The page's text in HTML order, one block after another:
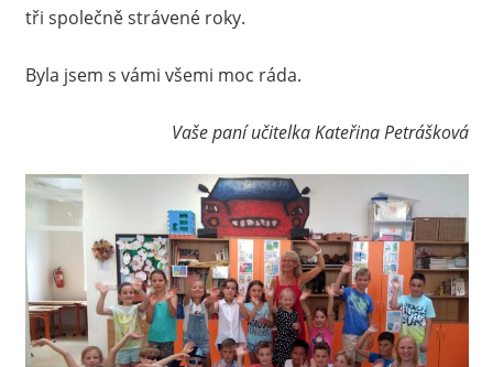
tři společně strávené roky.
Byla jsem s vámi všemi moc ráda.
Vaše paní učitelka Kateřina Petrášková